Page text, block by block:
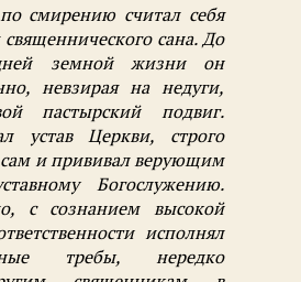
смирению считал себя
сана. До
земной жизни он
невзирая на недуги,
пастырский подвиг.
устав Церкви, строго
сам и прививал верующим
Богослужению.
с сознанием высокой
исполнял
требы, нередко